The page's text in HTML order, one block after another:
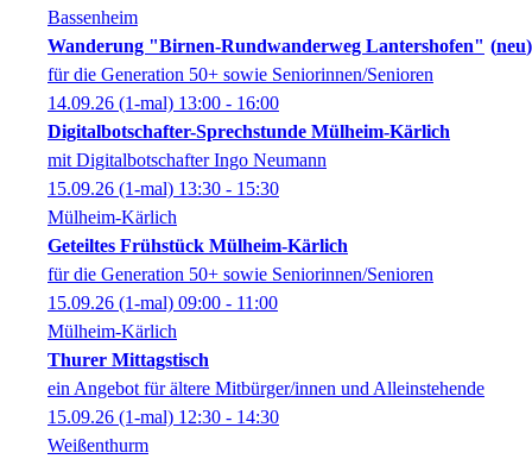
Bassenheim
Wanderung "Birnen-Rundwanderweg Lantershofen"
neu
für die Generation 50+ sowie Seniorinnen/Senioren
14.09.26 (1-mal) 13:00 - 16:00
Digitalbotschafter-Sprechstunde Mülheim-Kärlich
mit Digitalbotschafter Ingo Neumann
15.09.26 (1-mal) 13:30 - 15:30
Mülheim-Kärlich
Geteiltes Frühstück Mülheim-Kärlich
für die Generation 50+ sowie Seniorinnen/Senioren
15.09.26 (1-mal) 09:00 - 11:00
Mülheim-Kärlich
Thurer Mittagstisch
ein Angebot für ältere Mitbürger/innen und Alleinstehende
15.09.26 (1-mal) 12:30 - 14:30
Weißenthurm